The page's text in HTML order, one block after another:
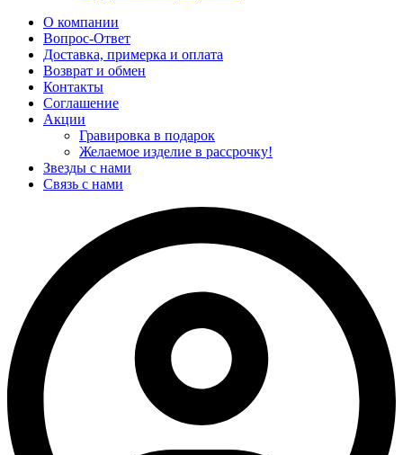
О компании
Вопрос-Ответ
Доставка, примерка и оплата
Возврат и обмен
Контакты
Соглашение
Акции
Гравировка в подарок
Желаемое изделие в рассрочку!
Звезды с нами
Связь с нами